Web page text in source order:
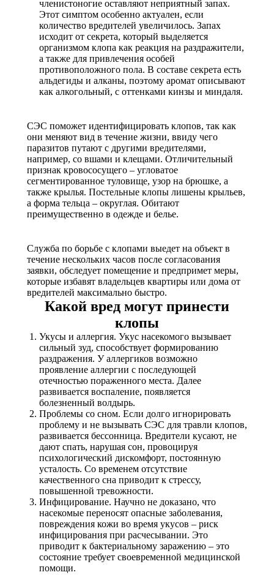
членистоногие оставляют неприятный запах.
Этот симптом особенно актуален, если
количество вредителей увеличилось. Запах
исходит от секрета, который выделяется
организмом клопа как реакция на раздражители,
а также для привлечения особей
противоположного пола. В составе секрета есть
альдегиды и алканы, поэтому аромат описывают
как алкогольный, с оттенками кинзы и миндаля.
СЭС поможет идентифицировать клопов, так как
они меняют вид в течение жизни, ввиду чего
паразитов путают с другими вредителями,
например, со вшами и клещами. Отличительный
признак кровососущего – угловатое
сегментированное туловище, узор на брюшке, а
также крылья. Постельные клопы лишены крыльев,
а форма тельца – округлая. Обитают
преимущественно в одежде и белье.
Служба по борьбе с клопами выедет на объект в
течение нескольких часов после согласования
заявки, обследует помещение и предпримет меры,
которые избавят владельцев квартиры или дома от
вредителей максимально быстро.
Какой вред могут принести
клопы
Укусы и аллергия. Укус насекомого вызывает
сильный зуд, способствует формированию
раздражения. У аллергиков возможно
проявление аллергии с последующей
отечностью пораженного места. Далее
развивается воспаление, появляется
болезненный волдырь.
Проблемы со сном. Если долго игнорировать
проблему и не вызывать СЭС для травли клопов,
развивается бессонница. Вредители кусают, не
дают спать, нарушая сон, провоцируя
психологический дискомфорт, постоянную
усталость. Со временем отсутствие
качественного сна приводит к стрессу,
повышенной тревожности.
Инфицирование. Научно не доказано, что
насекомые переносят опасные заболевания,
повреждения кожи во время укусов – риск
инфицирования при расчесывании. Это
приводит к бактериальному заражению – это
состояние требует своевременной медицинской
помощи.